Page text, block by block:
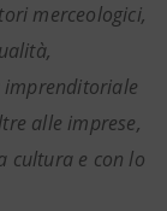
merceologici,
imprenditoriale
alle imprese,
cultura e con lo